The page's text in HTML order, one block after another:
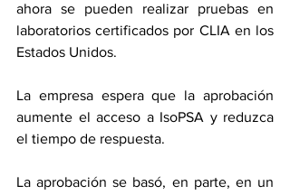
ahora se pueden realizar pruebas en
laboratorios certificados por CLIA en los
Estados Unidos.
La empresa espera que la aprobación
aumente el acceso a IsoPSA y reduzca
el tiempo de respuesta.
La aprobación se basó, en parte, en un